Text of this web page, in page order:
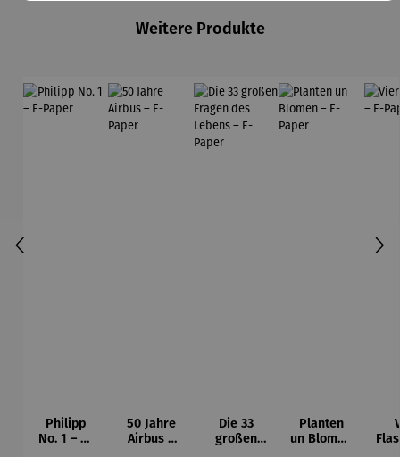
Weitere Produkte
Philipp
No. 1 – E-
50 Jahre
Airbus –
Die 33
großen
Planten
un Blomen